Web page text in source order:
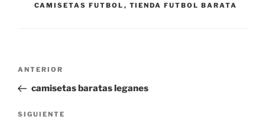
CAMISETAS FUTBOL , TIENDA FUTBOL BARATA
Navegación
entradas
Entrada
anterior:
ANTERIOR
camisetas baratas leganes
Siguiente
SIGUIENTE